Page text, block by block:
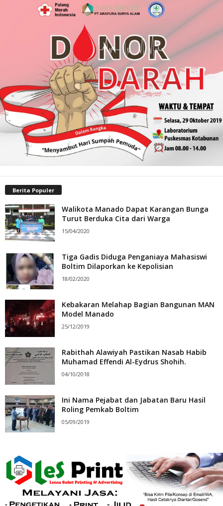
Berita Populer
Walikota Manado Dapat Karangan Bunga
Turut Berduka Cita dari Warga
15/04/2020
Tiga Gadis Diduga Penganiaya Mahasiswi
Boltim Dilaporkan ke Kepolisian
18/02/2020
Kebakaran Melahap Bagian Bangunan MAN
Model Manado
25/12/2019
Rabithah Alawiyah Pastikan Nasab Habib
Muhamad Effendi Al-Eydrus Shohih.
04/10/2018
Ini Nama Pejabat dan Jabatan Baru Hasil
Roling Pemkab Boltim
05/09/2019